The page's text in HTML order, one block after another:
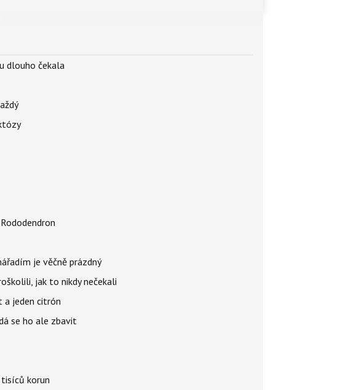
dlouho čekala
je věčně prázdný
jak to nikdy nečekali
a jeden citrón
se ho ale zbavit
korun